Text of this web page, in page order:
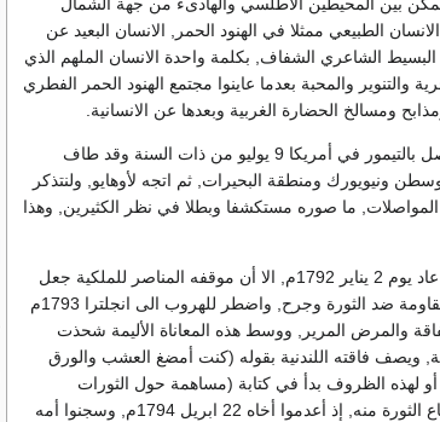
بين المحيطين الأطلسي والهادىء من جهة الشمال
الطبيعي ممثلا في الهنود الحمر, الانسان البعيد عن
الشاعري الشفاف, بكلمة واحدة الانسان الملهم الذي
والتنوير والمحبة بعدما عاينوا مجتمع الهنود الحمر الفطري
ومسالخ الحضارة الغربية وبعدها عن الانسانية.
وفي يوم 8 ابريل 1791م أبحر من سان مالو بفرنسا ووصل بالتيمور في أمريكا 9 يوليو من ذات السنة وقد طاف
ونيويورك ومنطقة البحيرات, ثم اتجه لأوهايو, ولنتذكر
ما صوره مستكشفا وبطلا في نظر الكثيرين, وهذا
كما استقبل ايضا في بلاده بالقدر نفسه من التشجيع حين عاد يوم 2 يناير 1792م, الا أن موقفه المناصر للملكية جعل
رجال الثورة الفرنسية يطاردونه فهرب لبلجيكا وتطوع للمقاومة ضد الثورة وجرح, واضطر للهروب الى انجلترا 1793م
والمرض المرير, ووسط هذه المعاناة الأليمة شحذت
ويصف فاقته اللندنية بقوله (كنت أمضغ العشب والورق
لهذه الظروف بدأ في كتابة (مساهمة حول الثورات
المقارنة), وما لبثت اخبار باريس ان حملت اليه انتقام رعاع الثورة منه, إذ أعدموا أخاه 22 ابريل 1794م, وسجنوا أمه